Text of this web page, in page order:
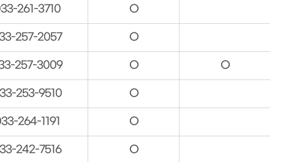
261-3710 O
257-2057 O
257-3009 O O
253-9510 O
264-1191 O
242-7516 O